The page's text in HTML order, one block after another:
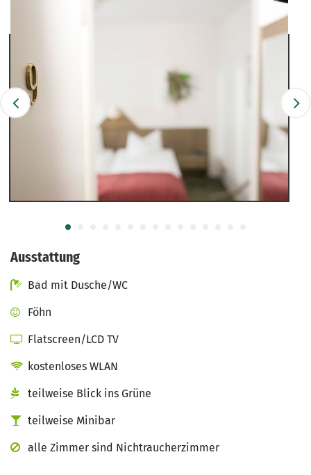
Ausstattung
Bad mit Dusche/WC
Föhn
Flatscreen/LCD TV
kostenloses WLAN
teilweise Blick ins Grüne
teilweise Minibar
alle Zimmer sind Nichtraucherzimmer